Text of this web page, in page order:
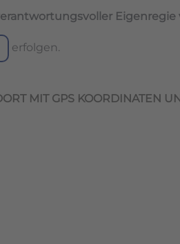
Eigenregie
erfolgen.
MIT GPS KOORDINATEN